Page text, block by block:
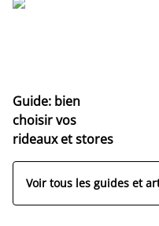
Guide: bien
choisir vos
rideaux et stores
Voir tous les guides et